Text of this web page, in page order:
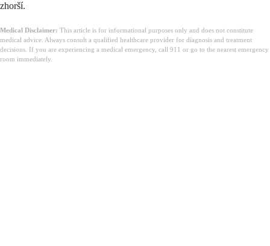
zhorší.
Medical Disclaimer: This article is for informational purposes only and does not constitute
medical advice. Always consult a qualified healthcare provider for diagnosis and treatment
decisions. If you are experiencing a medical emergency, call 911 or go to the nearest emergency
room immediately.